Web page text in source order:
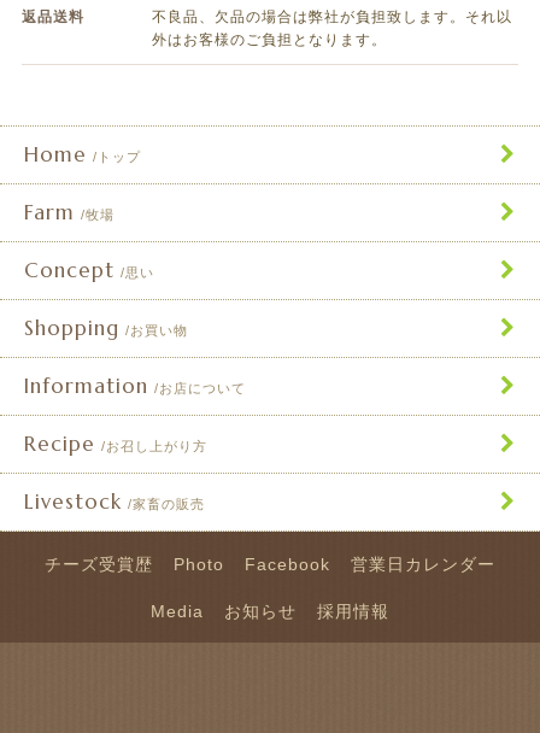
返品送料
不良品、欠品の場合は弊社が負担致します。それ以
外はお客様のご負担となります。
Home トップ
Farm 牧場
Concept 思い
Shopping お買い物
Information お店について
Recipe お召し上がり方
Livestock 家畜の販売
チーズ受賞歴 Photo Facebook 営業日カレンダー
Media お知らせ 採用情報